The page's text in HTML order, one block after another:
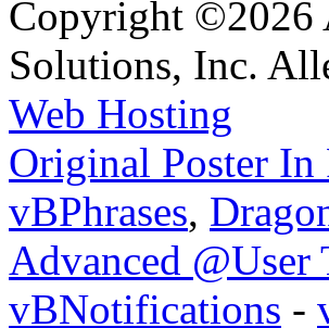
Copyright ©2026
Solutions, Inc.
Web Hosting
Original Poster In
vBPhrases,
Advanced @User
vBNotifications -